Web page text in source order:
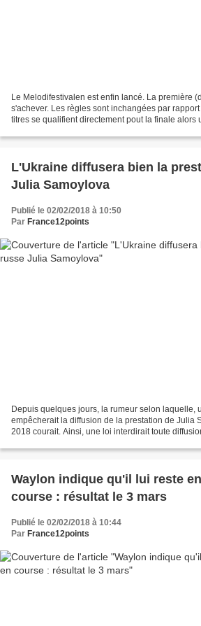
Le Melodifestivalen est enfin lancé. La première
s'achever. Les règles sont inchangées par
titres se qualifient directement pout la finale alors
L'Ukraine diffusera bien la
Julia Samoylova
Publié le 02/02/2018 à 10:50
Par France12points
Depuis quelques jours, la rumeur selon laquelle,
empêcherait la diffusion de la prestation de Julia
2018 courait. Ainsi, une loi interdirait toute
Waylon indique qu'il lui reste
course : résultat le 3 mars
Publié le 02/02/2018 à 10:44
Par France12points